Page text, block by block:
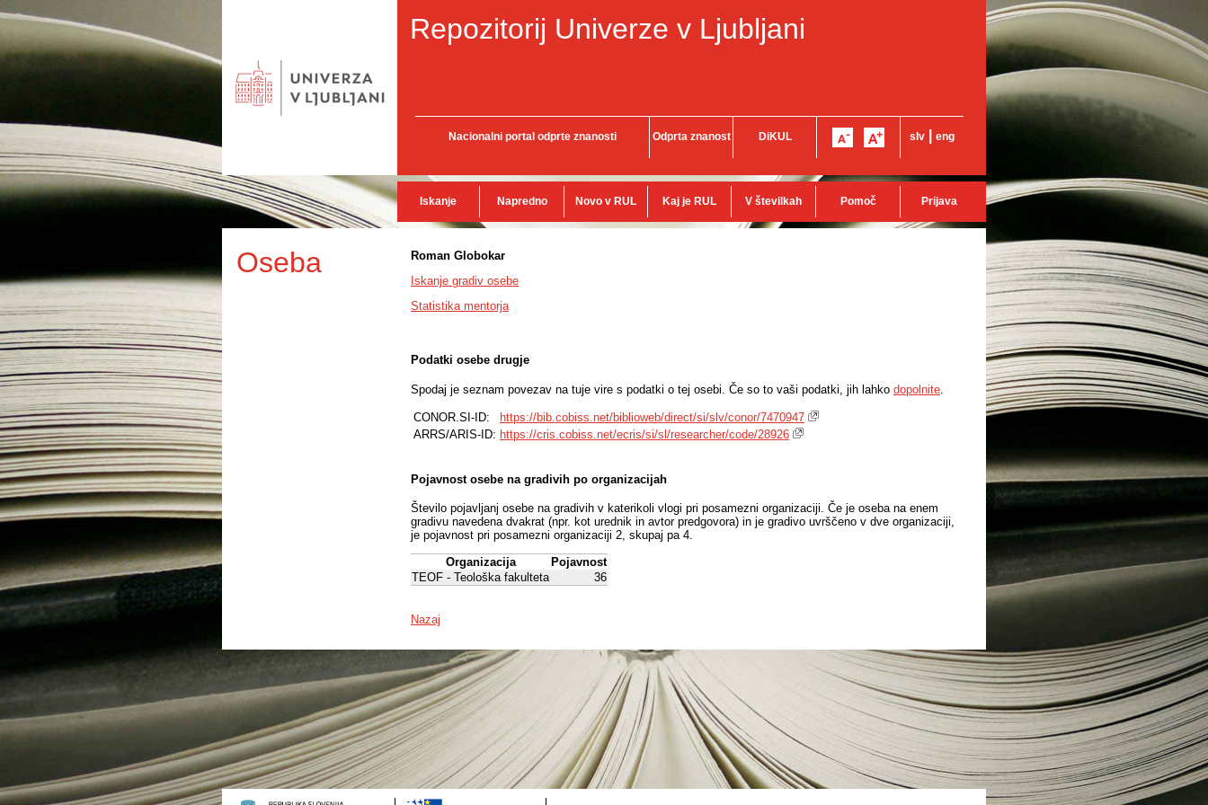
Repozitorij Univerze v Ljubljani
Nacionalni portal odprte znanosti Odprta znanost DiKUL slv eng
Iskanje Napredno Novo v RUL Kaj je RUL V številkah Pomoč Prijava
Oseba
Roman Globokar
Iskanje gradiv osebe
Statistika mentorja
Podatki osebe drugje
Spodaj je seznam povezav na tuje vire s podatki o tej osebi. Če so to vaši podatki, jih lahko dopolnite
CONOR.SI-ID:
https://bib.cobiss.net/biblioweb/direct/si/slv/conor/7470947
ARRS/ARIS-ID: https://cris.cobiss.net/ecris/si/sl/researcher/code/28926
Pojavnost osebe na gradivih po organizacijah
Število pojavljanj osebe na gradivih v katerikoli vlogi pri posamezni organizaciji. Če je oseba na enem
gradivu navedena dvakrat (npr. kot urednik in avtor predgovora) in je gradivo uvrščeno v dve organizaciji,
je pojavnost pri posamezni organizaciji 2, skupaj pa 4.
Organizacija
Pojavnost
TEOF - Teološka fakulteta
36
Nazaj